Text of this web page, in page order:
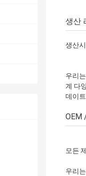
캡슐
제어
생산
생산
우리
계 다
데이
OEM
모든
우리